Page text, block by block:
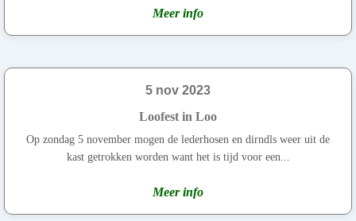
Meer info
5 nov 2023
Loofest in Loo
Op zondag 5 november mogen de lederhosen en dirndls weer uit de
kast getrokken worden want het is tijd voor een...
Meer info